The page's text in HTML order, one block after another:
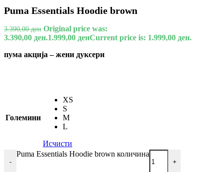
Puma Essentials Hoodie brown
3.390,00ден Original price was:
3.390,00 ден.1.999,00 денCurrent price is: 1.999,00 ден.
пума акција – жени дуксери
Големини
XS
S
M
L
Исчисти
-
Puma Essentials Hoodie brown количина
+